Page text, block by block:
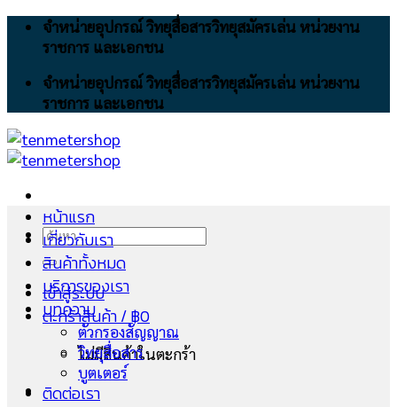
Skip
จำหน่ายอุปกรณ์ วิทยุสื่อสารวิทยุสมัครเล่น หน่วยงาน
ราชการ และเอกชน
จำหน่ายอุปกรณ์ วิทยุสื่อสารวิทยุสมัครเล่น หน่วยงาน
ราชการ และเอกชน
ค้นหา:
เข้าสู่ระบบ
ตะกร้าสินค้า /฿0
ไม่มีสินค้าในตะกร้า
หน้าแรก
เกี่ยวกับเรา
สินค้าทั้งหมด
บริการของเรา
บทความ
ตัวกรองสัญญาณ
วิทยุสื่อสาร
บูตเตอร์
ติดต่อเรา